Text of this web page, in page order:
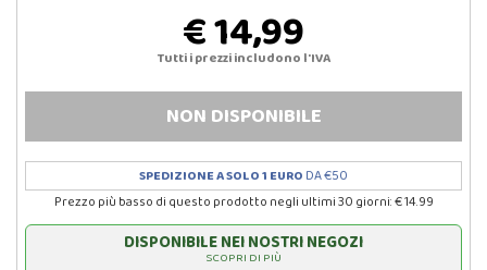
€ 14,99
Tutti i prezzi includono l'IVA
NON DISPONIBILE
SPEDIZIONE A SOLO 1 EURO DA €50
Prezzo più basso di questo prodotto negli ultimi 30 giorni: € 14.99
DISPONIBILE NEI NOSTRI NEGOZI
SCOPRI DI PIÙ